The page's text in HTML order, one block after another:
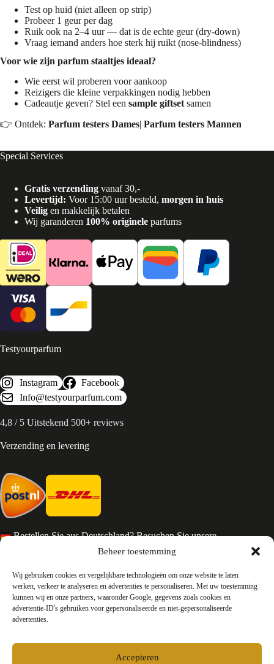
Beheer toestemming
Wij gebruiken cookies en vergelijkbare technologieën om onze website te laten
werken, verkeer te analyseren en advertenties te personaliseren. Met uw toestemming
kunnen wij en onze partners, waaronder Google, gegevens zoals cookies en
advertentie-ID's gebruiken voor gepersonaliseerde en niet-gepersonaliseerde
advertenties.
Accepteren
Test op huid (niet alleen op strip)
Probeer 1 geur per dag
Ruik ook na 2–4 uur — dat is de echte geur (dry-down)
Vraag iemand anders hoe sterk hij ruikt (nose-blindness)
Voor wie zijn parfum staaltjes ideaal?
Wie eerst wil proberen voor aankoop
Reizigers die kleine verpakkingen nodig hebben
Cadeautje geven? Stel een sample giftset samen
👉 Ontdek: Parfum testers Dames| Parfum testers Mannen
Special Services
Gratis verzending vanaf 30,-
Levertijd: Voor 15:00 uur besteld, morgen in huis
Veilig en makkelijk betalen
Wij garanderen 100% originele parfums
Testyourparfum
Instagram
Facebook
Info@testyourparfum.com
4,8 / 5 Uitstekend 500+ reviews
Verzending en levering
Bestellen Sie aus Deutschland? Besuchen Sie unsere
Services en Contact
Algemene voorwaarden
Retourneren
Privacy
Contact